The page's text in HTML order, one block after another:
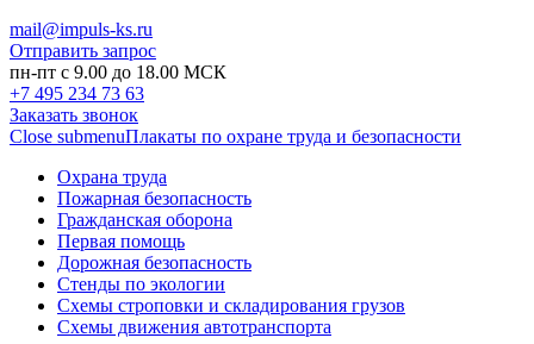
mail@impuls-ks.ru
Отправить запрос
пн-пт с 9.00 до 18.00 МСК
+7 495 234 73 63
Заказать звонок
Close submenuПлакаты по охране труда и безопасности
Охрана труда
Пожарная безопасность
Гражданская оборона
Первая помощь
Дорожная безопасность
Стенды по экологии
Схемы строповки и складирования грузов
Схемы движения автотранспорта